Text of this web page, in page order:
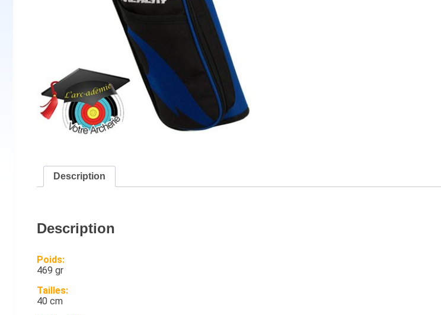
Description
Description
Poids:
469 gr
Tailles:
40 cm